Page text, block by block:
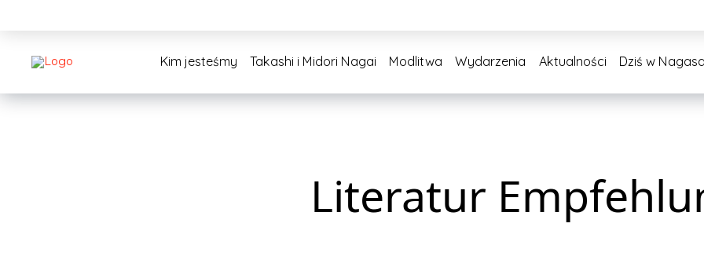
Kim jesteśmy Takashi i Midori Nagai Modlitwa Wydarzenia Aktualności Dziś w
Literatur